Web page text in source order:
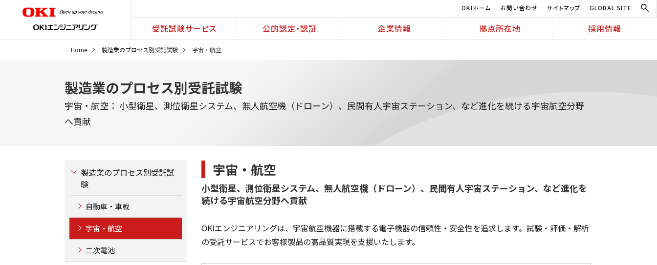
OKIホーム お問い合わせ サイトマップ GLOBAL SITE
受託試験サービス 公的認定・認証 企業情報 拠点所在地 採用情報
Home 製造業のプロセス別受託試験 宇宙・航空
製造業のプロセス別受託試験
宇宙・航空： 小型衛星、測位衛星システム、無人航空機（ドローン）、民間有人宇宙ステーション、など進化を続ける宇宙航空分野
へ貢献
宇宙・航空
小型衛星、測位衛星システム、無人航空機（ドローン）、民間有人宇宙ステーション、など進化を
続ける宇宙航空分野へ貢献
OKIエンジニアリングは、宇宙航空機器に搭載する電子機器の信頼性・安全性を追求します。試験・評価・解析
の受託サービスでお客様製品の高品質実現を支援いたします。
製造業のプロセス別受託試
験
自動車・車載
宇宙・航空
二次電池